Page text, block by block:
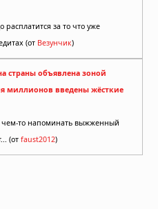
расплатится за то что уже
получено. Все мечтают о новых кредитах (от Везунчик)
страны объявлена зоной
миллионов введены жёсткие
чем-то напоминать выжженный
(от faust2012)